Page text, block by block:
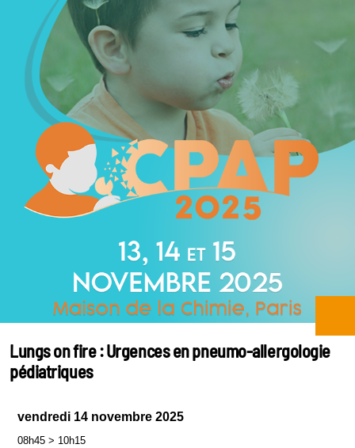
Lungs on fire : Urgences en pneumo-allergologie
pédiatriques
vendredi 14 novembre 2025
08h45 > 10h15